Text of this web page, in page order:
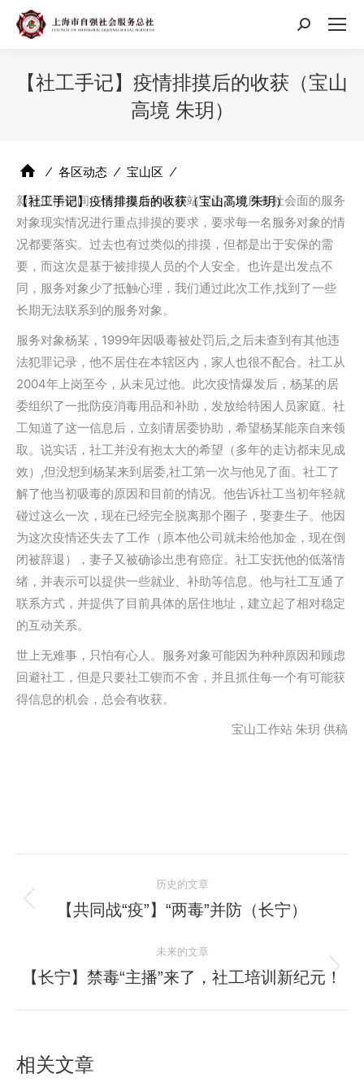
搜
【社工手记】疫情排摸后的收获（宝山
高境 朱玥）
⁄ 各区动态 ⁄ 宝山区 ⁄
【社工手记】疫情排摸后的收获（宝山高境 朱玥）
新冠疫情期间，区禁毒办和工作站下达了对所有社会面的服务
对象现实情况进行重点排摸的要求，要求每一名服务对象的情
况都要落实。过去也有过类似的排摸，但都是出于安保的需
要，而这次是基于被排摸人员的个人安全。也许是出发点不
同，服务对象少了抵触心理，我们通过此次工作,找到了一些
长期无法联系到的服务对象。
服务对象杨某，1999年因吸毒被处罚后,之后未查到有其他违
法犯罪记录，他不居住在本辖区内，家人也很不配合。社工从
2004年上岗至今，从未见过他。此次疫情爆发后，杨某的居
委组织了一批防疫消毒用品和补助，发放给特困人员家庭。社
工知道了这一信息后，立刻请居委协助，希望杨某能亲自来领
取。说实话，社工并没有抱太大的希望（多年的走访都未见成
效）,但没想到杨某来到居委,社工第一次与他见了面。社工了
解了他当初吸毒的原因和目前的情况。他告诉社工当初年轻就
碰过这么一次，现在已经完全脱离那个圈子，娶妻生子。他因
为这次疫情还失去了工作（原本他公司就未给他加金，现在倒
闭被辞退），妻子又被确诊出患有癌症。社工安抚他的低落情
绪，并表示可以提供一些就业、补助等信息。他与社工互通了
联系方式，并提供了目前具体的居住地址，建立起了相对稳定
的互动关系。
世上无难事，只怕有心人。服务对象可能因为种种原因和顾虑
回避社工，但是只要社工锲而不舍，并且抓住每一个有可能获
得信息的机会，总会有收获。
宝山工作站 朱玥 供稿
章
航
历史的文章
历
的
文
【共同战“疫”】“两毒”并防（长宁）
未来的文章
未
【长宁】禁毒“主播”来了，社工培训新纪元！
相关文章